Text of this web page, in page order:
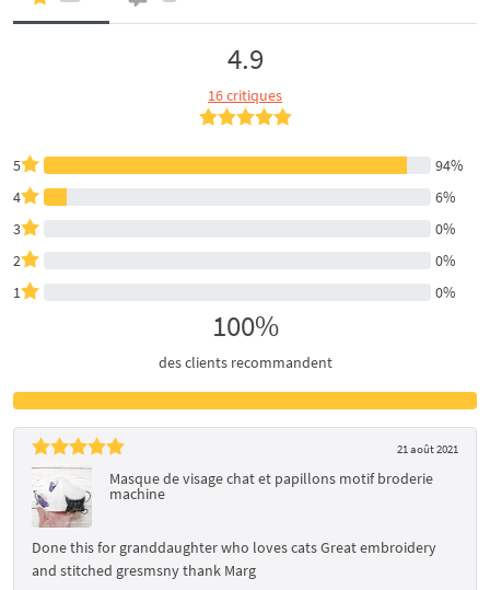
4.9
16 critiques
5
94%
4
6%
3
0%
2
0%
1
0%
100%
des clients recommandent
21 août 2021
Masque de visage chat et papillons motif broderie
machine
Done this for granddaughter who loves cats Great embroidery
and stitched gresmsny thank Marg